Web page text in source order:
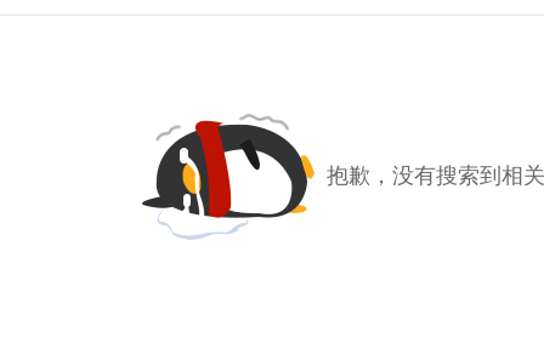
抱歉，没有搜索到相